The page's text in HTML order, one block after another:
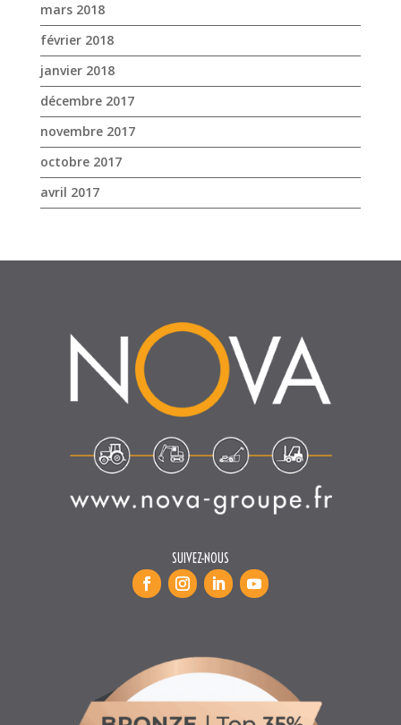
mars 2018
février 2018
janvier 2018
décembre 2017
novembre 2017
octobre 2017
avril 2017
SUIVEZ-NOUS